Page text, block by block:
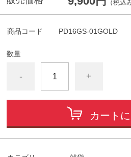
（税込
商品コード PD16GS-01GOLD
数量
- +
カート